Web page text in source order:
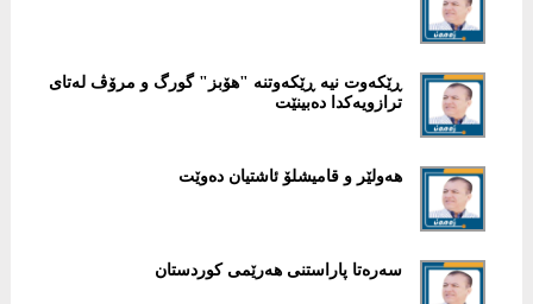
ڕێکەوت نیە ڕێکەوتنە "هۆبز" گورگ و مرۆڤ لەتای
ترازویەکدا دەبینێت
هەولێر و قامیشلۆ ئاشتیان دەوێت
سەرەتا پاراستنی هەرێمی کوردستان